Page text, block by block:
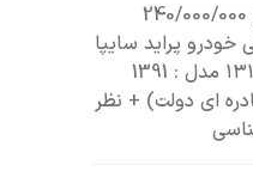
حراج 240/000/000
خودرو پراید سایپا
تیپ ۱۳۱ مدل : 1391
ای دولت) + نظر